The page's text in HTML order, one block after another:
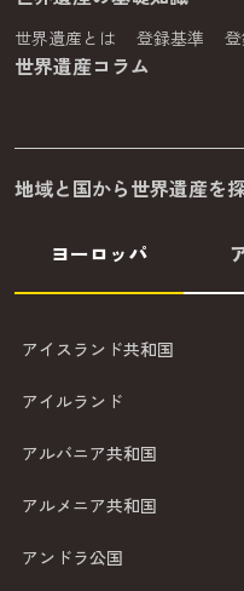
世界遺産とは 登録基準
世界遺産コラム
地域と国から世界遺産を
ヨーロッパ
アイスランド共和国
アイルランド
アルバニア共和国
アルメニア共和国
アンドラ公国